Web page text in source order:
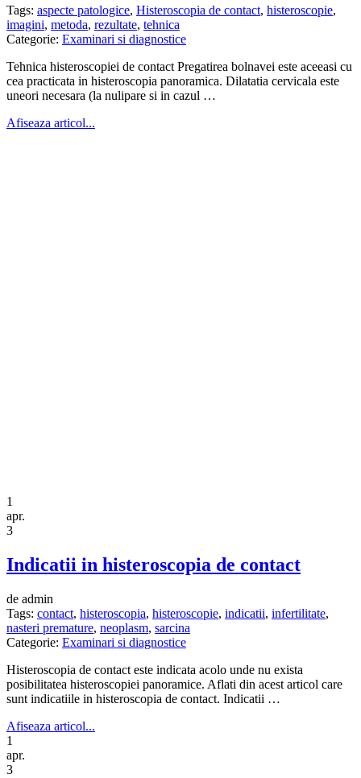
Tags: aspecte patologice, Histeroscopia de contact, histeroscopie,
imagini, metoda, rezultate, tehnica
Categorie: Examinari si diagnostice
Tehnica histeroscopiei de contact Pregatirea bolnavei este aceeasi cu
cea practicata in histeroscopia panoramica. Dilatatia cervicala este
uneori necesara (la nulipare si in cazul …
Afiseaza articol...
1
apr.
3
Indicatii in histeroscopia de contact
de admin
Tags: contact, histeroscopia, histeroscopie, indicatii, infertilitate,
nasteri premature, neoplasm, sarcina
Categorie: Examinari si diagnostice
Histeroscopia de contact este indicata acolo unde nu exista
posibilitatea histeroscopiei panoramice. Aflati din acest articol care
sunt indicatiile in histeroscopia de contact. Indicatii …
Afiseaza articol...
1
apr.
3